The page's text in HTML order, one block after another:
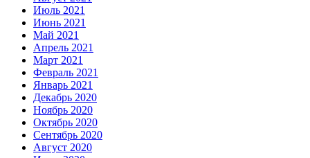
Июль 2021
Июнь 2021
Май 2021
Апрель 2021
Март 2021
Февраль 2021
Январь 2021
Декабрь 2020
Ноябрь 2020
Октябрь 2020
Сентябрь 2020
Август 2020